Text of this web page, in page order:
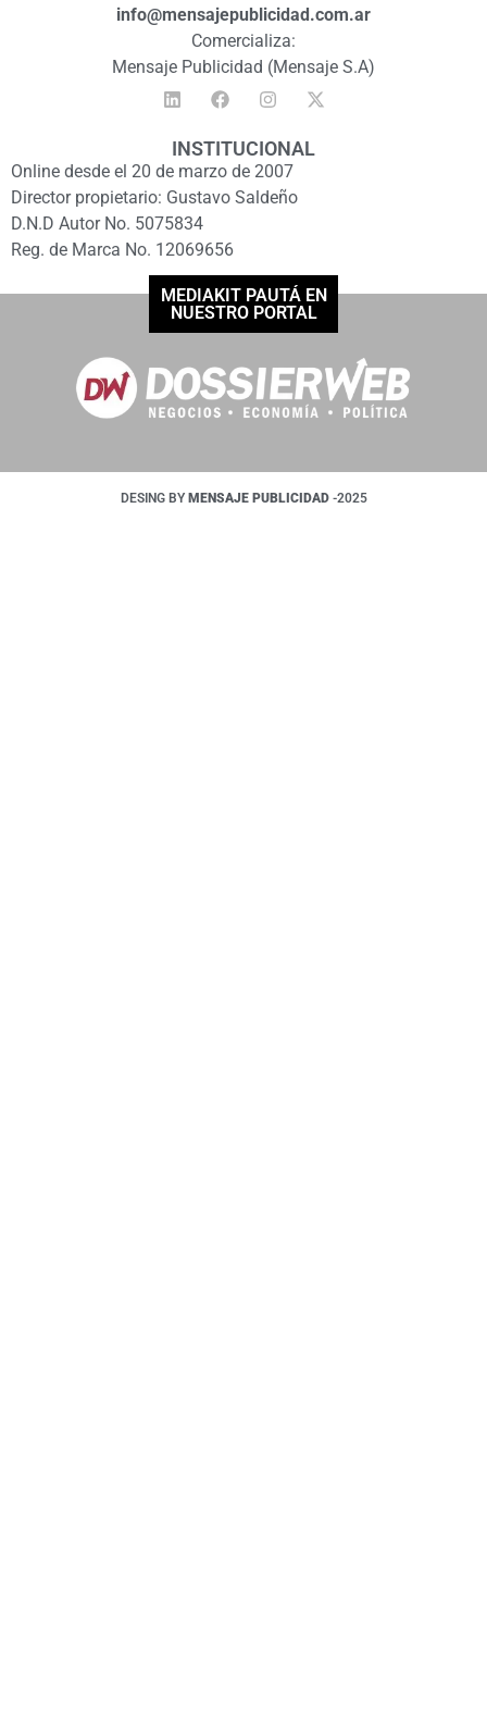
info@mensajepublicidad.com.ar
Comercializa:
Mensaje Publicidad (Mensaje S.A)
INSTITUCIONAL
Online desde el 20 de marzo de 2007
Director propietario: Gustavo Saldeño
D.N.D Autor No. 5075834
Reg. de Marca No. 12069656
MEDIAKIT PAUTÁ EN
NUESTRO PORTAL
DESING BY MENSAJE PUBLICIDAD -2025